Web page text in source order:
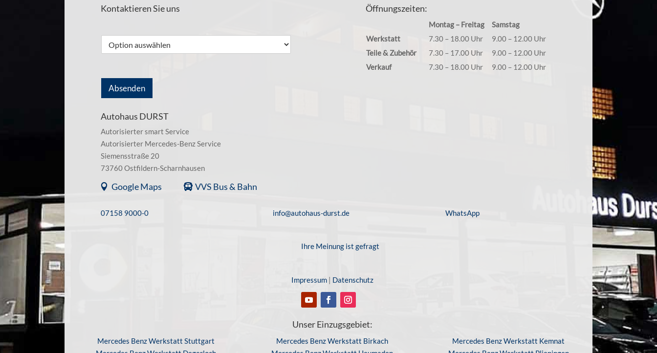
Kontaktieren Sie uns
Absenden
Autohaus DURST
Autorisierter smart Service
Autorisierter Mercedes-Benz Service
Siemensstraße 20
73760 Ostfildern-Scharnhausen
Google Maps VVS Bus & Bahn
Öffnungszeiten:
Montag – Freitag
Samstag
Werkstatt
7.30 – 18.00 Uhr
9.00 – 12.00 Uhr
Teile & Zubehör
7.30 – 17.00 Uhr
9.00 – 12.00 Uhr
Verkauf
7.30 – 18.00 Uhr 9.00 – 12.00 Uhr
07158 9000-0 info@autohaus-durst.de WhatsApp
Ihre Meinung ist gefragt
Impressum| Datenschutz
Unser Einzugsgebiet:
Mercedes Benz Werkstatt Stuttgart
Mercedes Benz Werkstatt Birkach
Mercedes Benz Werkstatt Kemnat